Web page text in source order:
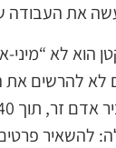
את העבודה
הוא לא “מיני-
לא להרשים את
להשאיר